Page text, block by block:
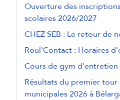
Ouverture des
scolaires 2026/2027
CHEZ SEB : Le retour de
Roul'Contact : Horaires
Cours de gym
Résultats du premier
municipales 2026 à